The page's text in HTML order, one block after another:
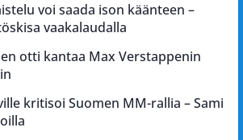
voi saada ison käänteen –
vaakalaudalla
otti kantaa Max Verstappenin
kritisoi Suomen MM-rallia – Sami